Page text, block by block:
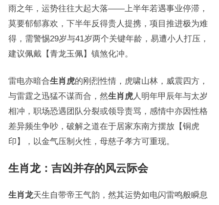
雨之年，运势往往大起大落——上半年若遇事业停滞，
莫要郁郁寡欢，下半年反得贵人提携，项目推进极为难
得，需警惕29岁与41岁两个关键年龄，易遭小人打压，
建议佩戴【青龙玉佩】镇煞化冲。
雷电亦暗合生肖虎的刚烈性情，虎啸山林，威震四方，
与雷霆之迅猛不谋而合，然生肖虎人明年甲辰年与太岁
相冲，职场恐遇团队分裂或领导责骂，感情中亦因性格
差异频生争吵，破解之道在于居家东南方摆放【铜虎
印】，以金气压制火性，母慈子孝方可重现。
生肖龙：吉凶并存的风云际会
生肖龙天生自带帝王气韵，然其运势如电闪雷鸣般瞬息